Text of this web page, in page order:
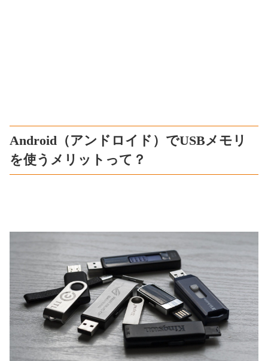
Android（アンドロイド）でUSBメモリ
を使うメリットって？